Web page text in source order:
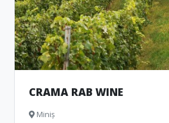
CRAMA RAB WINE
Miniș